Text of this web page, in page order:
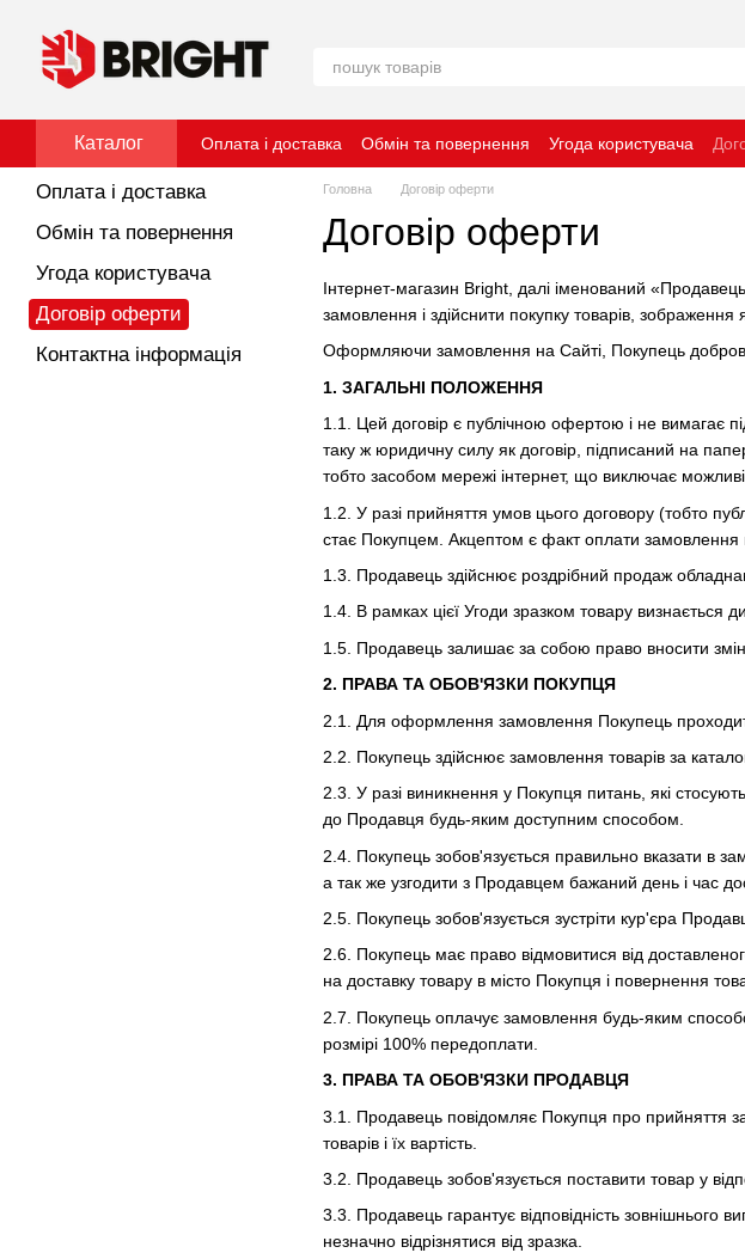
Каталог Оплата і доставка Обмін та повернення Угода користувача
Головна Договір оферти
Договір оферти
Інтернет-магазин Bright, далі іменований
замовлення і здійснити покупку товарів,
Оформляючи замовлення на Сайті, Покупець
1. ЗАГАЛЬНІ ПОЛОЖЕННЯ
1.1. Цей договір є публічною офертою і не вимагає
таку ж юридичну силу як договір, підписаний на
тобто засобом мережі інтернет, що виключає
1.2. У разі прийняття умов цього договору (тобто
стає Покупцем. Акцептом є факт оплати замовлення в
1.3. Продавець здійснює роздрібний продаж
1.4. В рамках цієї Угоди зразком товару визнається
1.5. Продавець залишає за собою право вносити
2. ПРАВА ТА ОБОВ'ЯЗКИ ПОКУПЦЯ
2.1. Для оформлення замовлення Покупець
2.2. Покупець здійснює замовлення товарів за
2.3. У разі виникнення у Покупця питань, які
до Продавця будь-яким доступним способом.
2.4. Покупець зобов'язується правильно вказати в
а так же узгодити з Продавцем бажаний день і час
2.5. Покупець зобов'язується зустріти кур'єра
2.6. Покупець має право відмовитися від
на доставку товару в місто Покупця і повернення
2.7. Покупець оплачує замовлення будь-яким
розмірі 100% передоплати.
3. ПРАВА ТА ОБОВ'ЯЗКИ ПРОДАВЦЯ
3.1. Продавець повідомляє Покупця про прийняття
товарів і їх вартість.
3.2. Продавець зобов'язується поставити товар у
3.3. Продавець гарантує відповідність зовнішнього
незначно відрізнятися від зразка.
Оплата і доставка
Обмін та повернення
Угода користувача
Договір оферти
Контактна інформація